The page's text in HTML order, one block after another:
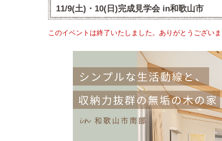
11/9(土)・10(日)完成見学会 in和歌山市
このイベントは終了いたしました。ありがとうござい